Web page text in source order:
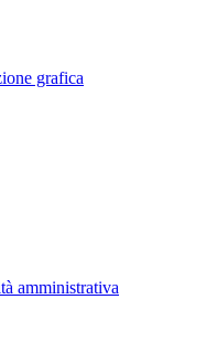
grafica
amministrativa